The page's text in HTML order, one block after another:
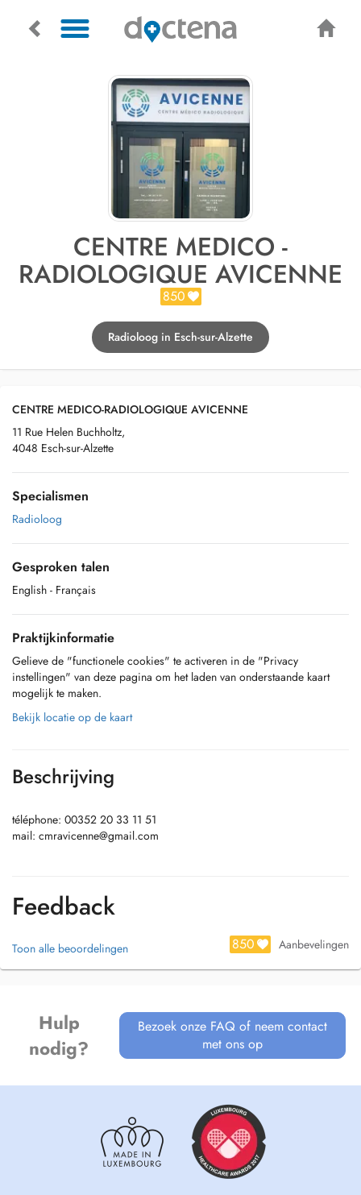
CENTRE MEDICO -
RADIOLOGIQUE AVICENNE
850
Radioloog in Esch-sur-Alzette
CENTRE MEDICO-RADIOLOGIQUE AVICENNE
11 Rue Helen Buchholtz,
4048 Esch-sur-Alzette
Specialismen
Radioloog
Gesproken talen
English - Français
Praktijkinformatie
Gelieve de "functionele cookies" te activeren in de "Privacy
instellingen" van deze pagina om het laden van onderstaande kaart
mogelijk te maken.
Bekijk locatie op de kaart
Beschrijving
téléphone: 00352 20 33 11 51
mail: cmravicenne@gmail.com
Feedback
Toon alle beoordelingen 850 Aanbevelingen
Hulp
nodig?
Bezoek onze FAQ of neem contact
met ons op